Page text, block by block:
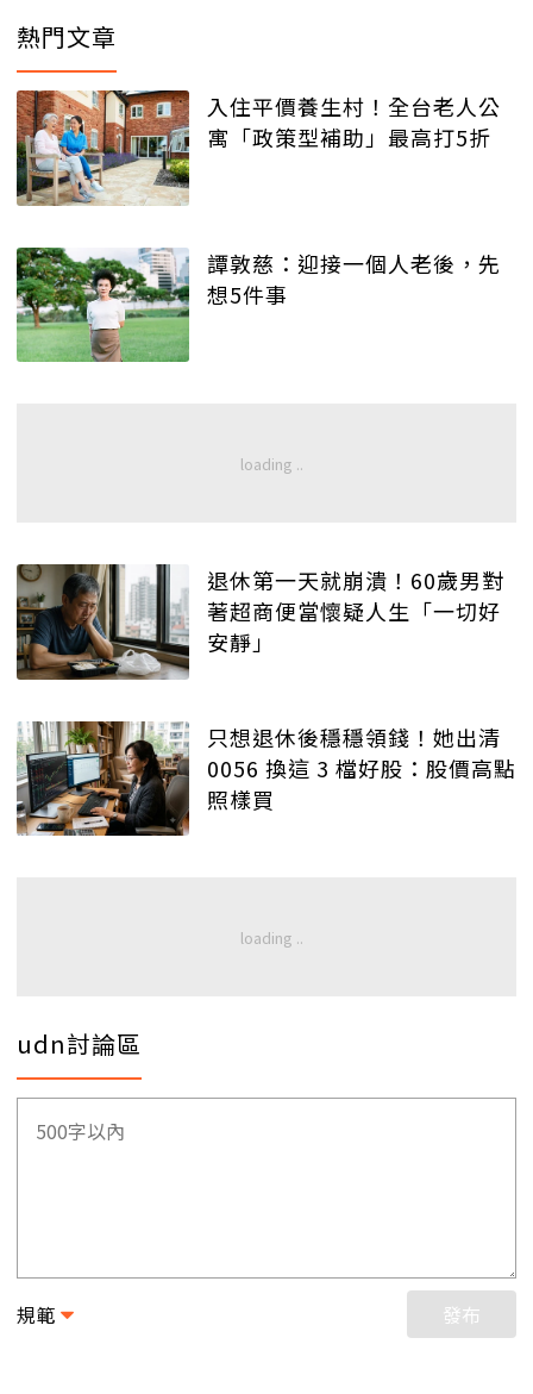
熱門文章
入住平價養生村！全台老人公
寓「政策型補助」最高打5折
譚敦慈：迎接一個人老後，先
想5件事
退休第一天就崩潰！60歲男對
著超商便當懷疑人生「一切好
安靜」
只想退休後穩穩領錢！她出清
0056 換這 3 檔好股：股價高點
照樣買
udn討論區
規範 發布